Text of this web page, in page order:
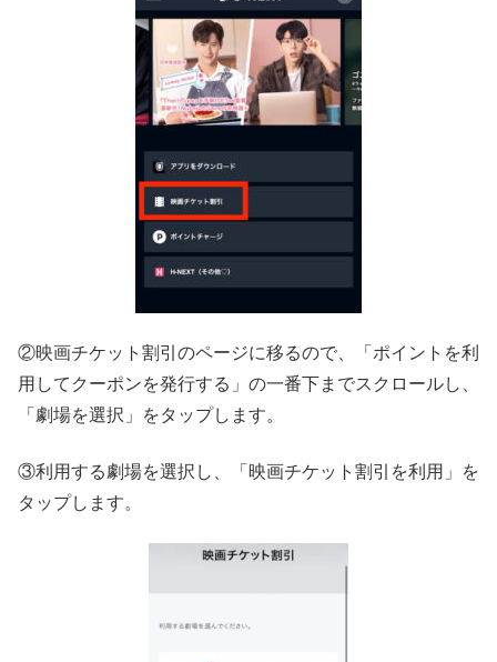
②映画チケット割引のページに移るので、「ポイントを利
用してクーポンを発行する」の一番下までスクロールし、
「劇場を選択」をタップします。
③利用する劇場を選択し、「映画チケット割引を利用」を
タップします。